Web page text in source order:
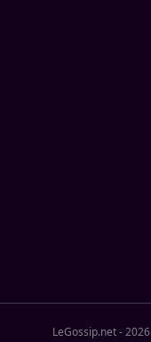
LeGossip.net - 2026